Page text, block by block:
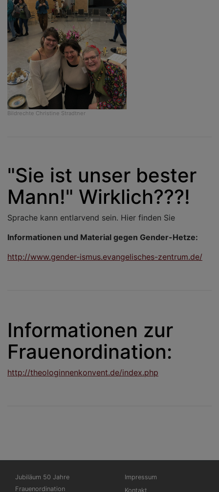
Bildrechte Christine Stradtner
"Sie ist unser bester
Mann!" Wirklich???!
Sprache kann entlarvend sein. Hier finden Sie
Informationen und Material gegen Gender-Hetze:
http://www.gender-ismus.evangelisches-zentrum.de/
Informationen zur
Frauenordination:
http://theologinnenkonvent.de/index.php
Hauptnavigation
Jubiläum 50 Jahre
Frauenordination
Fußbereichsmenü
Impressum
Kontakt